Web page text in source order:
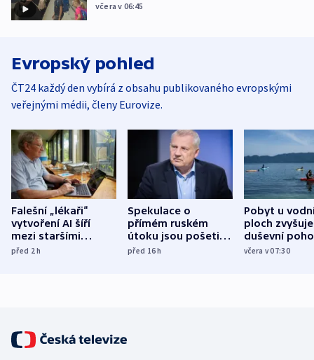
včera v 06:45
Evropský pohled
ČT24 každý den vybírá z obsahu publikovaného evropskými
veřejnými médii, členy Eurovize.
Falešní „lékaři“
vytvoření AI šíří
mezi staršími
Poláky nebezpečné
před 2h
Spekulace o
přímém ruském
útoku jsou pošetilé,
míní estonský
před 16h
Pobyt u
ploch zvyšuje
duševní
ukázala
včera v 07:30